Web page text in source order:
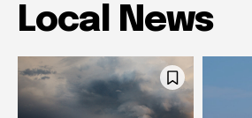
Local News